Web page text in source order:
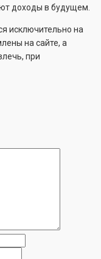
доходы в будущем.
исключительно на
на сайте, а
при